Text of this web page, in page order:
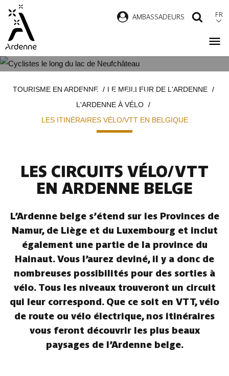
contenu
principal
AMBASSADEURS FR
BELGIQUE
d'ArianeTOURISME EN ARDENNE
LE MEILLEUR DE L'ARDENNE
L'ARDENNE À VÉLO
LES ITINÉRAIRES VÉLO/VTT EN BELGIQUE
LES CIRCUITS VÉLO/VTT
EN ARDENNE BELGE
L’Ardenne belge s’étend sur les Provinces de
Namur, de Liège et du Luxembourg et inclut
également une partie de la province du
Hainaut. Vous l’aurez deviné, il y a donc de
nombreuses possibilités pour des sorties à
vélo. Tous les niveaux trouveront un circuit
qui leur correspond. Que ce soit en VTT, vélo
de route ou vélo électrique, nos itinéraires
vous feront découvrir les plus beaux
paysages de l’Ardenne belge.